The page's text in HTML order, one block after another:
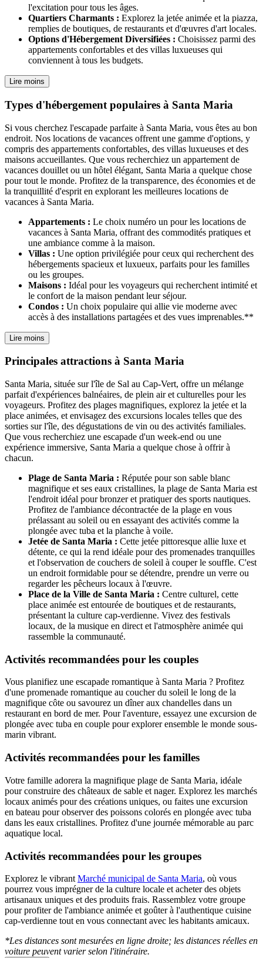
l'excitation pour tous les âges.
Quartiers Charmants : Explorez la jetée animée et la piazza,
remplies de boutiques, de restaurants et d'œuvres d'art locales.
Options d'Hébergement Diversifiées : Choisissez parmi des
appartements confortables et des villas luxueuses qui
conviennent à tous les budgets.
Lire moins
Types d'hébergement populaires à Santa Maria
Si vous cherchez l'escapade parfaite à Santa Maria, vous êtes au bon
endroit. Nos locations de vacances offrent une gamme d'options, y
compris des appartements confortables, des villas luxueuses et des
maisons accueillantes. Que vous recherchiez un appartement de
vacances douillet ou un hôtel élégant, Santa Maria a quelque chose
pour tout le monde. Profitez de la transparence, des économies et de
la tranquillité d'esprit en explorant les meilleures locations de
vacances à Santa Maria.
Appartements : Le choix numéro un pour les locations de
vacances à Santa Maria, offrant des commodités pratiques et
une ambiance comme à la maison.
Villas : Une option privilégiée pour ceux qui recherchent des
hébergements spacieux et luxueux, parfaits pour les familles
ou les groupes.
Maisons : Idéal pour les voyageurs qui recherchent intimité et
le confort de la maison pendant leur séjour.
Condos : Un choix populaire qui allie vie moderne avec
accès à des installations partagées et des vues imprenables.**
Lire moins
Principales attractions à Santa Maria
Santa Maria, située sur l'île de Sal au Cap-Vert, offre un mélange
parfait d'expériences balnéaires, de plein air et culturelles pour les
voyageurs. Profitez des plages magnifiques, explorez la jetée et la
place animées, et envisagez des excursions locales telles que des
sorties sur l'île, des dégustations de vin ou des activités familiales.
Que vous recherchiez une escapade d'un week-end ou une
expérience immersive, Santa Maria a quelque chose à offrir à
chacun.
Plage de Santa Maria : Réputée pour son sable blanc
magnifique et ses eaux cristallines, la plage de Santa Maria est
l'endroit idéal pour bronzer et pratiquer des sports nautiques.
Profitez de l'ambiance décontractée de la plage en vous
prélassant au soleil ou en essayant des activités comme la
plongée avec tuba et la planche à voile.
Jetée de Santa Maria : Cette jetée pittoresque allie luxe et
détente, ce qui la rend idéale pour des promenades tranquilles
et l'observation de couchers de soleil à couper le souffle. C'est
un endroit formidable pour se détendre, prendre un verre ou
regarder les pêcheurs locaux à l'œuvre.
Place de la Ville de Santa Maria : Centre culturel, cette
place animée est entourée de boutiques et de restaurants,
présentant la culture cap-verdienne. Vivez des festivals
locaux, de la musique en direct et l'atmosphère animée qui
rassemble la communauté.
Activités recommandées pour les couples
Vous planifiez une escapade romantique à Santa Maria ? Profitez
d'une promenade romantique au coucher du soleil le long de la
magnifique côte ou savourez un dîner aux chandelles dans un
restaurant en bord de mer. Pour l'aventure, essayez une excursion de
plongée avec tuba en couple pour explorer ensemble le monde sous-
marin vibrant.
Activités recommandées pour les familles
Votre famille adorera la magnifique plage de Santa Maria, idéale
pour construire des châteaux de sable et nager. Explorez les marchés
locaux animés pour des créations uniques, ou faites une excursion
en bateau pour observer des poissons colorés en plongée avec tuba
dans les eaux cristallines. Profitez d'une journée mémorable au parc
aquatique local.
Activités recommandées pour les groupes
Explorez le vibrant Marché municipal de Santa Maria, où vous
pourrez vous imprégner de la culture locale et acheter des objets
artisanaux uniques et des produits frais. Rassemblez votre groupe
pour profiter de l'ambiance animée et goûter à l'authentique cuisine
cap-verdienne tout en vous connectant avec les habitants amicaux.
*Les distances sont mesurées en ligne droite; les distances réelles en
voiture peuvent varier selon l'itinéraire.